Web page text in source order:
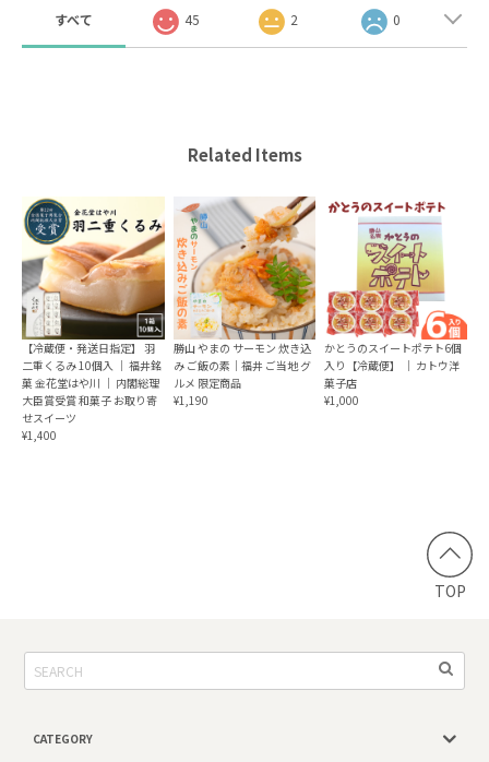
すべて 45 2 0
Related Items
【冷蔵便・発送日指定】 羽
二重くるみ 10個入 ｜ 福井銘
菓 金花堂はや川 ｜ 内閣総理
大臣賞受賞 和菓子 お取り寄
せスイーツ
¥1,400
勝山 やまの サーモン 炊き込
み ご飯の素｜福井 ご当地 グ
ルメ 限定商品
¥1,190
かとうのスイートポテト6個
入り【冷蔵便】 ｜ カトウ洋
菓子店
¥1,000
TOP
CATEGORY